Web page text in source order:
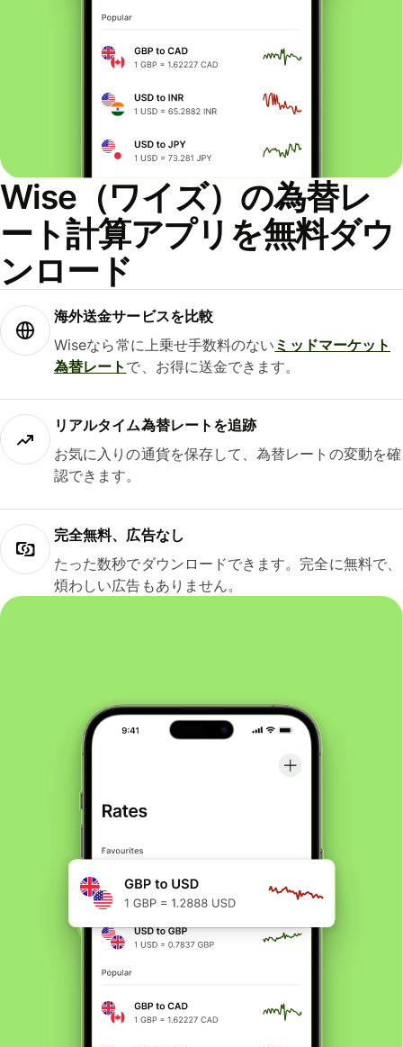
Wise（ワイズ）の為替レ
ート計算アプリを無料ダウ
ンロード
海外送金サービスを比較
Wiseなら常に上乗せ手数料のない ミッドマーケット
為替レート で、お得に送金できます。
リアルタイム為替レートを追跡
お気に入りの通貨を保存して、為替レートの変動を確
認できます。
完全無料、広告なし
たった数秒でダウンロードできます。完全に無料で、
煩わしい広告もありません。